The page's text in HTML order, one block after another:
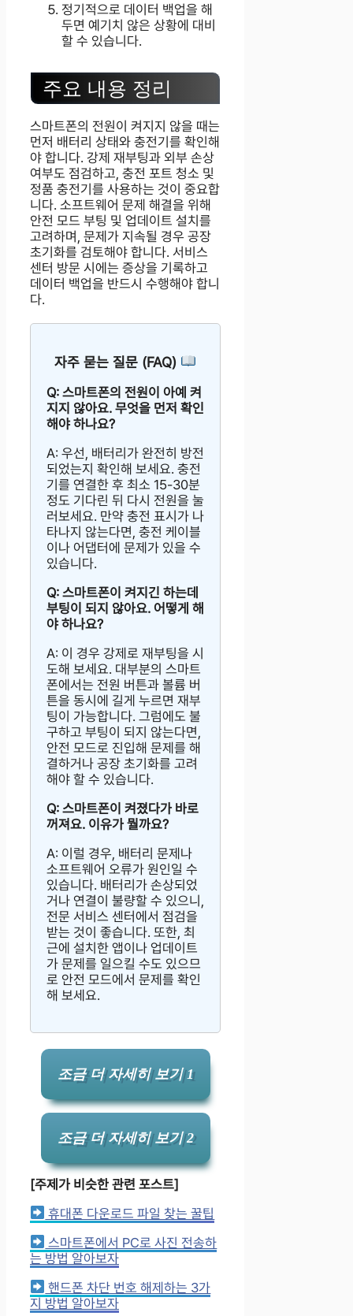
정기적으로 데이터 백업을 해
두면 예기치 않은 상황에 대비
할 수 있습니다.
주요 내용 정리
스마트폰의 전원이 켜지지 않을 때는
먼저 배터리 상태와 충전기를 확인해
야 합니다. 강제 재부팅과 외부 손상
여부도 점검하고, 충전 포트 청소 및
정품 충전기를 사용하는 것이 중요합
니다. 소프트웨어 문제 해결을 위해
안전 모드 부팅 및 업데이트 설치를
고려하며, 문제가 지속될 경우 공장
초기화를 검토해야 합니다. 서비스
센터 방문 시에는 증상을 기록하고
데이터 백업을 반드시 수행해야 합니
다.
자주 묻는 질문 (FAQ)
Q: 스마트폰의 전원이 아예 켜
지지 않아요. 무엇을 먼저 확인
해야 하나요?
A: 우선, 배터리가 완전히 방전
되었는지 확인해 보세요. 충전
기를 연결한 후 최소 15-30분
정도 기다린 뒤 다시 전원을 눌
러보세요. 만약 충전 표시가 나
타나지 않는다면, 충전 케이블
이나 어댑터에 문제가 있을 수
있습니다.
Q: 스마트폰이 켜지긴 하는데
부팅이 되지 않아요. 어떻게 해
야 하나요?
A: 이 경우 강제로 재부팅을 시
도해 보세요. 대부분의 스마트
폰에서는 전원 버튼과 볼륨 버
튼을 동시에 길게 누르면 재부
팅이 가능합니다. 그럼에도 불
구하고 부팅이 되지 않는다면,
안전 모드로 진입해 문제를 해
결하거나 공장 초기화를 고려
해야 할 수 있습니다.
Q: 스마트폰이 켜졌다가 바로
꺼져요. 이유가 뭘까요?
A: 이럴 경우, 배터리 문제나
소프트웨어 오류가 원인일 수
있습니다. 배터리가 손상되었
거나 연결이 불량할 수 있으니,
전문 서비스 센터에서 점검을
받는 것이 좋습니다. 또한, 최
근에 설치한 앱이나 업데이트
가 문제를 일으킬 수도 있으므
로 안전 모드에서 문제를 확인
해 보세요.
조금 더 자세히 보기 1
조금 더 자세히 보기 2
[주제가 비슷한 관련 포스트]
휴대폰 다운로드 파일 찾는 꿀팁
스마트폰에서 PC로 사진 전송하
는 방법 알아보자
핸드폰 차단 번호 해제하는 3가
지 방법 알아보자